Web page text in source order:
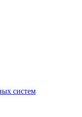
систем